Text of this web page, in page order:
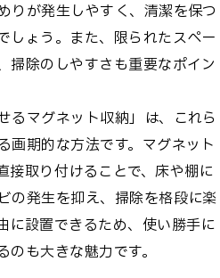
りが発生しやすく、清潔を保つ
しょう。また、限られたスペー
掃除のしやすさも重要なポイン
るマグネット収納」は、これら
画期的な方法です。マグネット
接取り付けることで、床や棚に
の発生を抑え、掃除を格段に楽
に設置できるため、使い勝手に
も大きな魅力です。